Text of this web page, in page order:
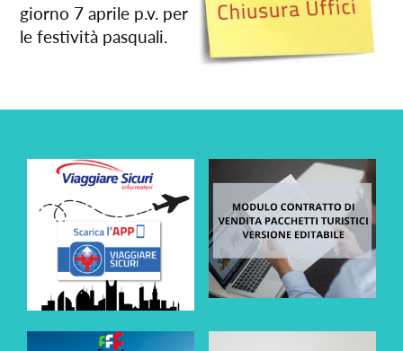
giorno 7 aprile p.v. per
le festività pasquali.